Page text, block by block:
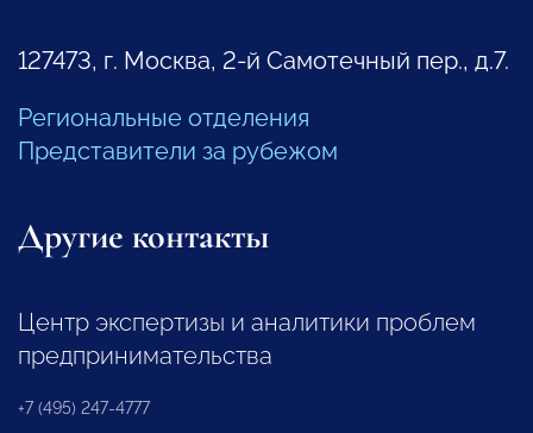
127473, г. Москва, 2-й Самотечный пер., д.7.
Региональные отделения
Представители за рубежом
Другие контакты
Центр экспертизы и аналитики проблем
предпринимательства
+7 (495) 247-4777